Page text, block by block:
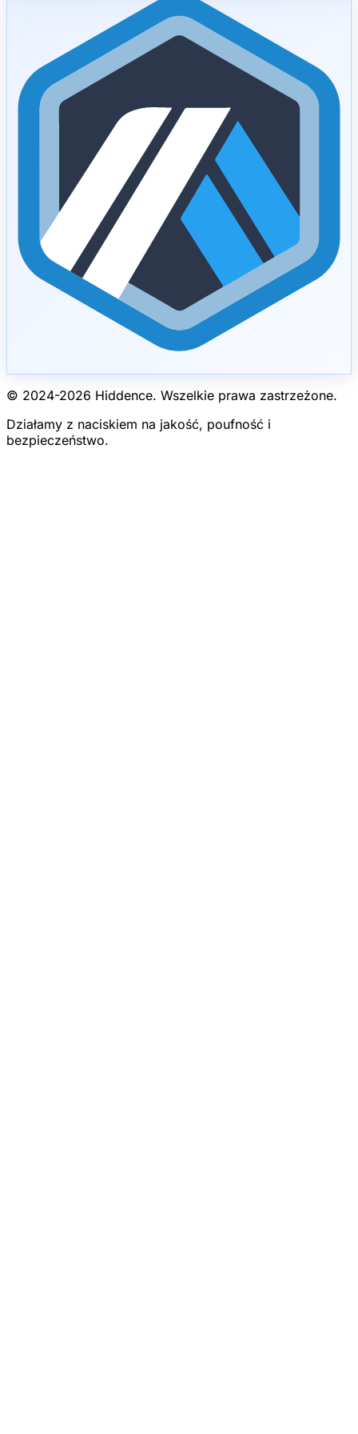
© 2024-2026 Hiddence. Wszelkie prawa zastrzeżone.
Działamy z naciskiem na jakość, poufność i
bezpieczeństwo.